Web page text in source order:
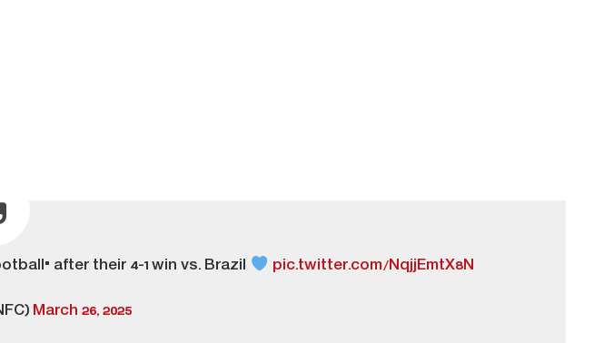
after their 4-1 win vs. Brazil pic.twitter.com/NqjjEmtX8N
March 26, 2025